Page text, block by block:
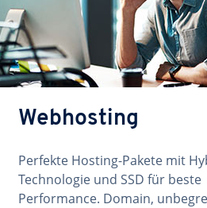
Webhosting
Perfekte Hosting-Pakete mit
Technologie und SSD für beste
Performance. Domain,